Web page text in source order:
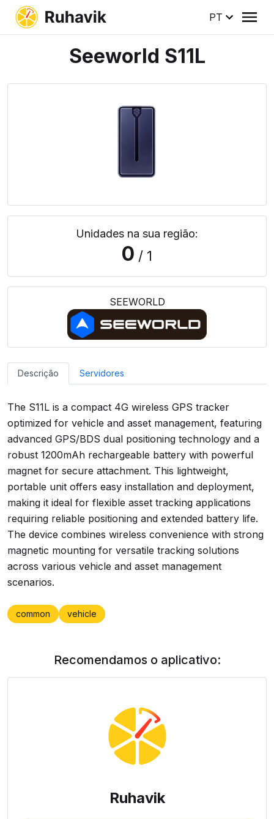
PT
Seeworld S11L
Unidades na sua região:
0 / 1
SEEWORLD
Descrição Servidores
The S11L is a compact 4G wireless GPS tracker
optimized for vehicle and asset management, featuring
advanced GPS/BDS dual positioning technology and a
robust 1200mAh rechargeable battery with powerful
magnet for secure attachment. This lightweight,
portable unit offers easy installation and deployment,
making it ideal for flexible asset tracking applications
requiring reliable positioning and extended battery life.
The device combines wireless convenience with strong
magnetic mounting for versatile tracking solutions
across various vehicle and asset management
scenarios.
common vehicle
Recomendamos o aplicativo:
Ruhavik